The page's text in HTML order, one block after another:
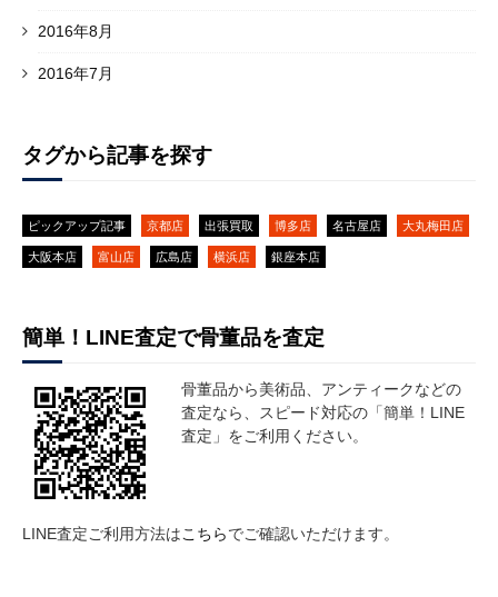
2016年8月
2016年7月
タグから記事を探す
ピックアップ記事 京都店 出張買取 博多店 名古屋店 大丸梅田店
大阪本店 富山店 広島店 横浜店 銀座本店
簡単！LINE査定で骨董品を査定
骨董品から美術品、アンティークなどの
査定なら、スピード対応の「簡単！LINE
査定」をご利用ください。
LINE査定ご利用方法はこちらでご確認いただけます。